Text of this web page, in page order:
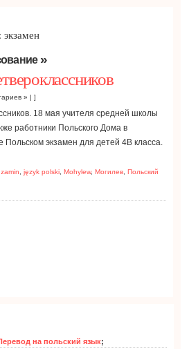
»
» | ]
18 мая учителя средней школы
работники Польского Дома в
Польском экзамен для детей 4В класса.
,język polski ,Mohylew,Могилев ,Польский
на польский язык;